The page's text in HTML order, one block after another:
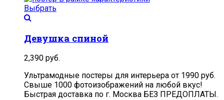
Выбрать
Девушка спиной
2,390 руб.
Ультрамодные постеры для интерьера от 1990 руб.
Свыше 1000 фотоизображений на любой вкус!
Быстрая доставка по г. Москва БЕЗ ПРЕДОПЛАТЫ.